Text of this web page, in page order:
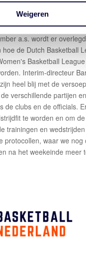
Weigeren
a.s. wordt er
de Dutch Basketball
Basketball
Interim-directeur
heel blij met de
verschillende partijen en
de clubs en de officials.
te worden en om de
trainingen en
protocollen, waar we nog
na het weekeinde meer